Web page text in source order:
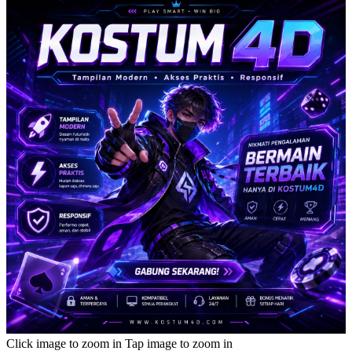
Click image to zoom in Tap image to zoom in